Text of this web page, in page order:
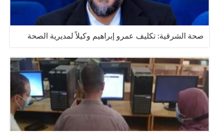
صحة الشرقية: تكليف عمرو إبراهيم وكيلاً لمديرية الصحة